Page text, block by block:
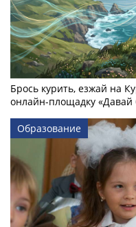
Брось курить, езжай на
онлайн-­площадку «Давай
Образование